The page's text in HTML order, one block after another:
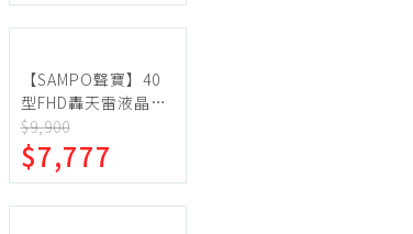
【SAMPO聲寶】40
型FHD轟天雷液晶顯
示器+視訊盒 EM-
40CBS200
$9,900
$7,777